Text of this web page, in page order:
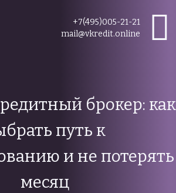
+7(495)005-21-21
mail@vkredit.online
брокер: как
путь к
и не потерять
месяц